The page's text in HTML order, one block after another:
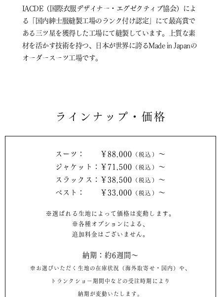
IACDE（国際衣服デザイナー・エグゼクティブ協会）によ
る「国内紳士服縫製工場のランク付け認定」にて最高賞で
ある三ツ星を獲得した工場にて縫製しています。上質な素
材を活かす技術を持つ、日本が世界に誇るMade in Japanの
オーダースーツ工場です。
ラインナップ・価格
スーツ： ￥88,000 （税込）
〜
ジャケット：￥71,500
（税込）
〜
スラックス：￥38,500
（税込）
〜
ベスト： ￥33,000
（税込） 〜
※選ばれる生地によって価格は変動します。
※各種オプションによる、
追加料金はございません。
納期：約6週間〜
※お選びいただく生地の在庫状況（海外取寄せ・国内）や、
トランクショー期間中などの受注時期により
納期が変動いたします。